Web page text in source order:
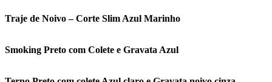
Traje de Noivo – Corte Slim Azul Marinho
Smoking Preto com Colete e Gravata Azul